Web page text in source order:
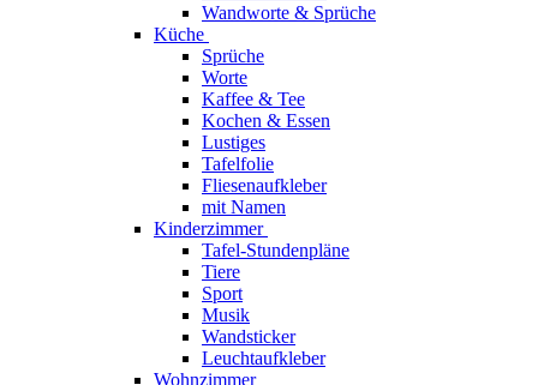
Wandworte & Sprüche
Küche
Sprüche
Worte
Kaffee & Tee
Kochen & Essen
Lustiges
Tafelfolie
Fliesenaufkleber
mit Namen
Kinderzimmer
Tafel-Stundenpläne
Tiere
Sport
Musik
Wandsticker
Leuchtaufkleber
Wohnzimmer